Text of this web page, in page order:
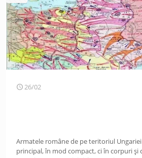
26/02
Armatele române de pe teritoriul
principal, în mod compact, ci în corpuri și